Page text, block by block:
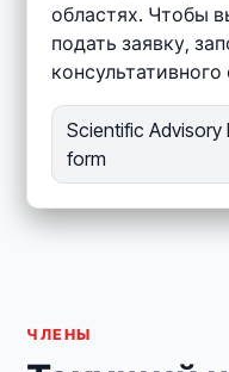
областях. Чтобы
подать заявку,
консультативного
Scientific
form
ЧЛЕНЫ